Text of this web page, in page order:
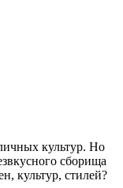
культур. Но
сборища
культур, стилей?